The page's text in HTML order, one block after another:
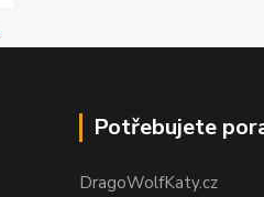
Potřebujete
DragoWolfKaty.cz